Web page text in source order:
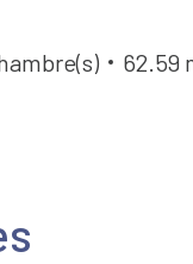
62.59